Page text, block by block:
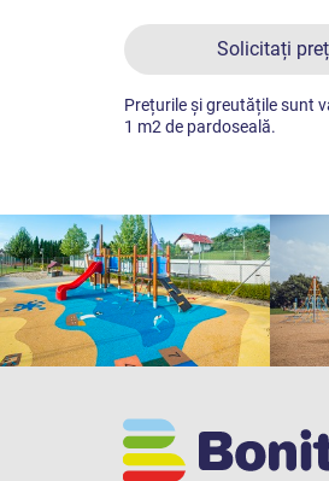
Solicitați
Prețurile și greutățile sunt
1 m2 de pardoseală.